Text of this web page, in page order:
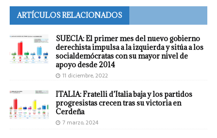
ARTÍCULOS RELACIONADOS
SUECIA: El primer mes del nuevo gobierno
derechista impulsa a la izquierda y sitúa a los
socialdemócratas con su mayor nivel de
apoyo desde 2014
11 diciembre, 2022
ITALIA: Fratelli d’Italia baja y los partidos
progresistas crecen tras su victoria en
Cerdeña
7 marzo, 2024